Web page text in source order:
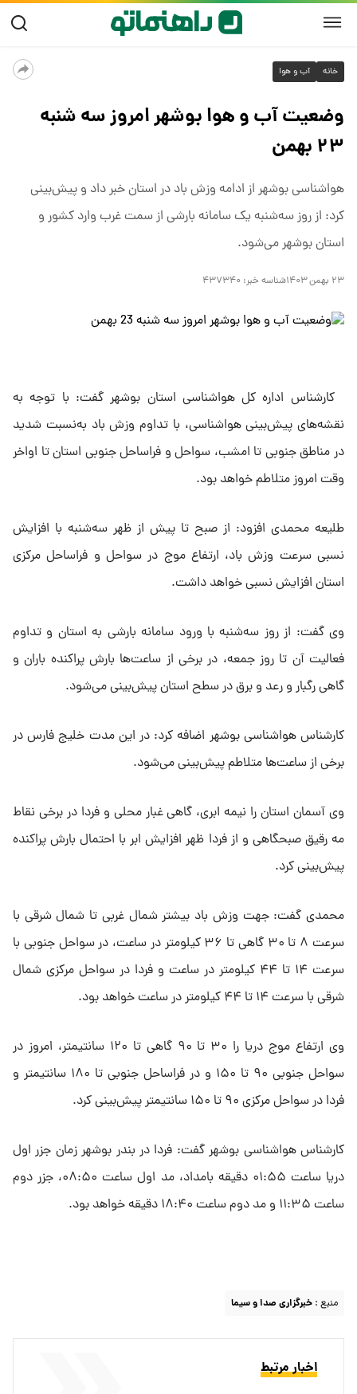
خانه آب و هوا
وضعیت آب و هوا بوشهر امروز سه شنبه
۲۳ بهمن
هواشناسی بوشهر از ادامه وزش باد در استان خبر داد و پیش‌بینی
کرد: از روز سه‌شنبه یک سامانه بارشی از سمت غرب وارد کشور و
استان بوشهر می‌شود.
۲۳ بهمن ۱۴۰۳ شناسه خبر: ۴۳۷۳۴۰
کارشناس اداره کل هواشناسی استان بوشهر گفت: با توجه به
نقشه‌های پیش‌بینی هواشناسی، با تداوم وزش باد به‌نسبت شدید
در مناطق جنوبی تا امشب، سواحل و فراساحل جنوبی استان تا اواخر
وقت امروز متلاطم خواهد بود.
طلیعه محمدی افزود: از صبح تا پیش از ظهر سه‌شنبه با افزایش
نسبی سرعت وزش باد، ارتفاع موج در سواحل و فراساحل مرکزی
استان افزایش نسبی خواهد داشت.
وی گفت: از روز سه‌شنبه با ورود سامانه بارشی به استان و تداوم
فعالیت آن تا روز جمعه، در برخی از ساعت‌ها بارش پراکنده باران و
گاهی رگبار و رعد و برق در سطح استان پیش‌بینی می‌شود.
کارشناس هواشناسی بوشهر اضافه کرد: در این مدت خلیج فارس در
برخی از ساعت‌ها متلاطم پیش‌بینی می‌شود.
وی آسمان استان را نیمه ابری، گاهی غبار محلی و فردا در برخی نقاط
مه رقیق صبحگاهی و از فردا ظهر افزایش ابر با احتمال بارش پراکنده
پیش‌بینی کرد.
محمدی گفت: جهت وزش باد بیشتر شمال غربی تا شمال شرقی با
سرعت ۸ تا ۳۰ گاهی تا ۳۶ کیلومتر در ساعت، در سواحل جنوبی با
سرعت ۱۴ تا ۴۴ کیلومتر در ساعت و فردا در سواحل مرکزی شمال
شرقی با سرعت ۱۴ تا ۴۴ کیلومتر در ساعت خواهد بود.
وی ارتفاع موج دریا را ۳۰ تا ۹۰ گاهی تا ۱۲۰ سانتیمتر، امروز در
سواحل جنوبی ۹۰ تا ۱۵۰ و در فراساحل جنوبی تا ۱۸۰ سانتیمتر و
فردا در سواحل مرکزی ۹۰ تا ۱۵۰ سانتیمتر پیش‌بینی کرد.
کارشناس هواشناسی بوشهر گفت: فردا در بندر بوشهر زمان جزر اول
دریا ساعت ۰۱:۵۵ دقیقه بامداد، مد اول ساعت ۰۸:۵۰، جزر دوم
ساعت ۱۱:۳۵ و مد دوم ساعت ۱۸:۴۰ دقیقه خواهد بود.
منبع : خبرگزاری صدا و سیما
اخبار مرتبط